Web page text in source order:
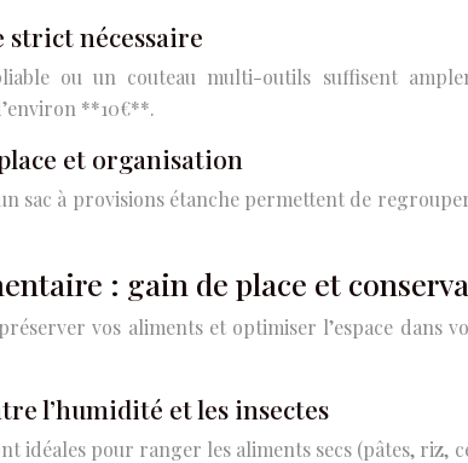
strict nécessaire
ou un couteau multi-outils suffisent
**10€**.
et organisation
sac à provisions étanche permettent de
: gain de place et
vos aliments et optimiser l’espace dans
l’humidité et les insectes
idéales pour ranger les aliments secs (pâtes, riz,